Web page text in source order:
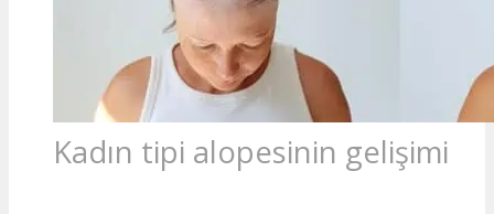
Kadın tipi alopesinin gelişimi